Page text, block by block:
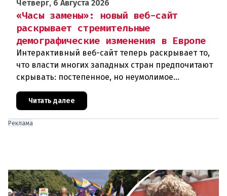
Четверг, 6 Августа 2026
«Часы замены»: новый веб-сайт
раскрывает стремительные
демографические изменения в Европе
Интерактивный веб-сайт теперь раскрывает то,
что власти многих западных стран предпочитают
скрывать: постепенное, но неумолимое
сокращение численности населения
европейского происхождения. «Часы замен
Читать далее
Реклама